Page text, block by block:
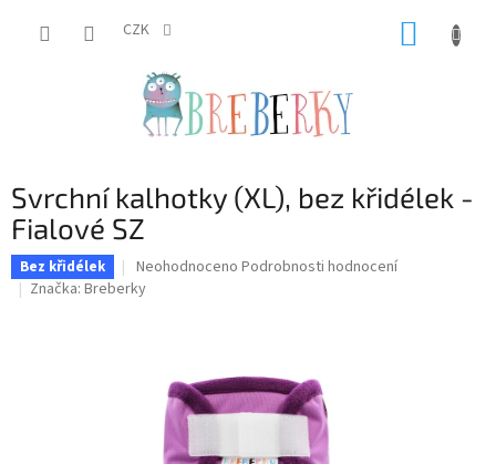
CZK
Svrchní kalhotky (XL), bez křidélek -
Fialové SZ
Bez křidélek
Průměrné
hodnocení
hvězdiček.
Neohodnoceno Podrobnosti hodnocení
Značka: Breberky